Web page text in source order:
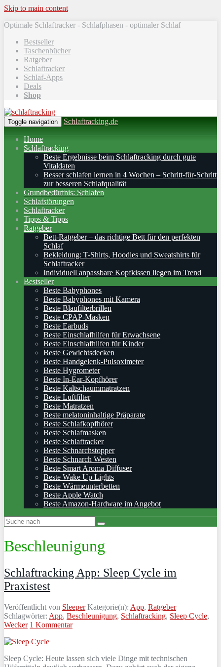
Skip to main content
Optimale Schlaftracker - Schlafphasen - optimaler Schlaf
Bestseller
Taschenbücher
Ratgeber
Schlaftracker
Schlaf-Apps
Deals
Shop
Toggle navigation Schlaftracking.de
Home
Schlaftracking
Beste Ergebnisse beim Schlaftracking durch gute
Vitaldaten
Besser schlafen lernen in 4 Wochen – Schritt‑für‑Schritt
zur besseren Schlafqualität
Grundbedürfnis: Schlafen
Schlafstörungen
Schlaftracker
Tipps & Tipps
Ratgeber
Bett-Ratgeber – das richtige Bett für den perfekten
Schlaf
Bekleidung: T-Shirts, Hoodies und Sweatshirts für
Schlaftracker
Individuell anpassbare Kopfkissen liegen im Trend
Bestseller
Beste Babyphones
Beste Babyphones mit Kamera
Beste Blaufilterbrillen
Beste CPAP-Masken
Beste Earbuds
Beste Einschlafhilfen für Erwachsene
Beste Einschlafhilfen für Kinder
Beste Gewichtsdecken
Beste Handgelenk-Pulsoximeter
Beste Hygrometer
Beste In-Ear-Kopfhörer
Beste Kaltschaummatratzen
Beste Luftfilter
Beste Matratzen
Beste melatoninhaltige Präparate
Beste Schlafkopfhörer
Beste Schlafmasken
Beste Schlaftracker
Beste Schnarchstopper
Beste Schnarch Westen
Beste Smart Aroma Diffuser
Beste Wake Up Lights
Beste Wärmeunterbetten
Beste Apple Watch
Beste Amazon-Hardware im Angebot
Beschleunigung
Schlaftracking App: Sleep Cycle im
Praxistest
Veröffentlicht von Sleeper Kategorie(n): App, Ratgeber
Schlagwörter: App, Beschleunigung, Schlaftracking, Sleep Cycle,
Wecker 1 Kommentar
Sleep Cycle: Heute lassen sich viele Dinge mit technischen